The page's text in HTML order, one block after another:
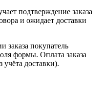
подтверждение заказа
и ожидает доставки
заказа покупатель
формы. Оплата заказа
учёта доставки).